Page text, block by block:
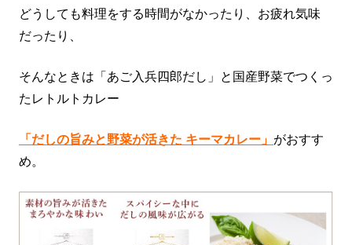
どうしても料理をする時間がなかったり、お疲れ気味
だったり、
そんなときは「あご入兵四郎だし」と国産野菜でつくっ
たレトルトカレー
「だしの旨みと野菜が活きた キーマカレー」 がおすす
め。